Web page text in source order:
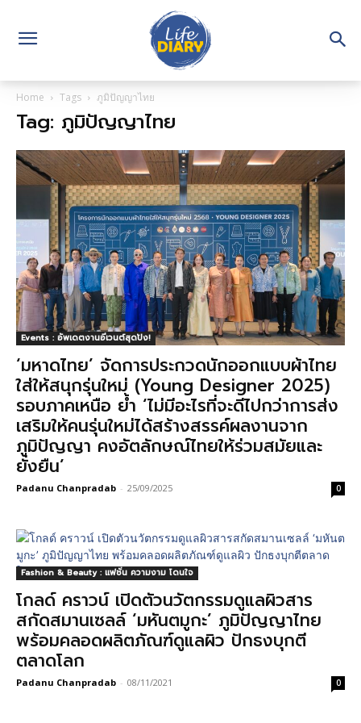
Home Tags ภูมิปัญญาไทย
Tag: ภูมิปัญญาไทย
Events : อัพเดตงานอีเวนต์สุดปัง!
‘มหาดไทย’ จัดการประกวดนักออกแบบผ้าไทย
ใส่ให้สนุกรุ่นใหม่ (Young Designer 2025)
รอบภาคเหนือ ย้ำ ‘ไม่มีอะไรที่จะดีไปกว่าการส่ง
เสริมให้คนรุ่นใหม่ได้สร้างสรรค์ผลงานจาก
ภูมิปัญญา คงอัตลักษณ์ไทยให้ร่วมสมัยและ
ยั่งยืน’
Padanu Chanpradab - 25/09/2025 0
Fashion & Beauty : แฟชั่น ความงาม โดนใจ
โกลด์ คราวน์ เปิดตัวนวัตกรรมดูแลผิวสาร
สกัดสมานเซลล์ ‘มหันตมูกะ’ ภูมิปัญญาไทย
พร้อมคลอดผลิตภัณฑ์ดูแลผิว ปักธงบุกตี
ตลาดโลก
Padanu Chanpradab - 08/11/2021 0